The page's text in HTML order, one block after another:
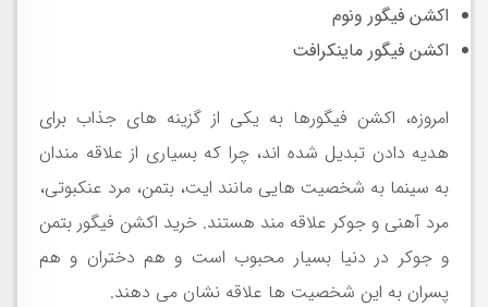
اکشن فیگور ونوم
اکشن فیگور ماینکرافت
امروزه، اکشن فیگورها به یکی از گزینه های جذاب برای
هدیه دادن تبدیل شده اند، چرا که بسیاری از علاقه مندان
به سینما به شخصیت هایی مانند ایت، بتمن، مرد عنکبوتی،
مرد آهنی و جوکر علاقه مند هستند. خرید اکشن فیگور بتمن
و جوکر در دنیا بسیار محبوب است و هم دختران و هم
پسران به این شخصیت ها علاقه نشان می دهند.